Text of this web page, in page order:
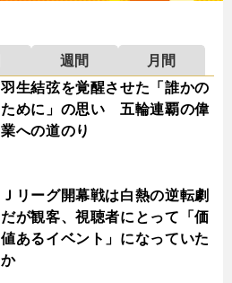
週間
月間
羽生結弦を覚醒させた「誰かの
ために」の思い 五輪連覇の偉
業への道のり
Ｊリーグ開幕戦は白熱の逆転劇
だが観客、視聴者にとって「価
値あるイベント」になっていた
か